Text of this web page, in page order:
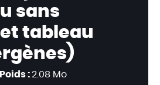
sans
tableau
Poids :2.08 Mo